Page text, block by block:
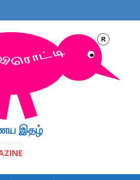
இதழ்